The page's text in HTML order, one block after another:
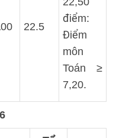
22.5
điểm:
Điểm
môn
Toán ≥
7,20.